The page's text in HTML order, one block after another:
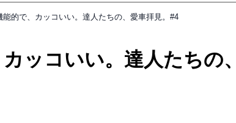
能的で、カッコいい。達人たちの、愛車拝見。#4
ッコいい。達人たちの